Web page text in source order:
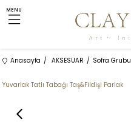
MENU
Anasayfa AKSESUAR Sofra Grubu
Yuvarlak Tatlı Tabağı Taş&Fildişi Parlak